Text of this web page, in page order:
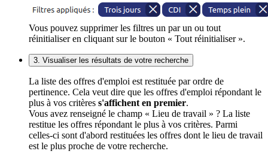
Vous pouvez supprimer les filtres un par un ou tout
réinitialiser en cliquant sur le bouton « Tout réinitialiser ».
3. Visualiser les résultats de votre recherche
La liste des offres d'emploi est restituée par ordre de
pertinence. Cela veut dire que les offres d'emploi répondant le
plus à vos critères s'affichent en premier.
Vous avez renseigné le champ « Lieu de travail » ? La liste
restitue les offres répondant le plus à vos critères. Parmi
celles-ci sont d'abord restituées les offres dont le lieu de travail
est le plus proche de votre recherche.